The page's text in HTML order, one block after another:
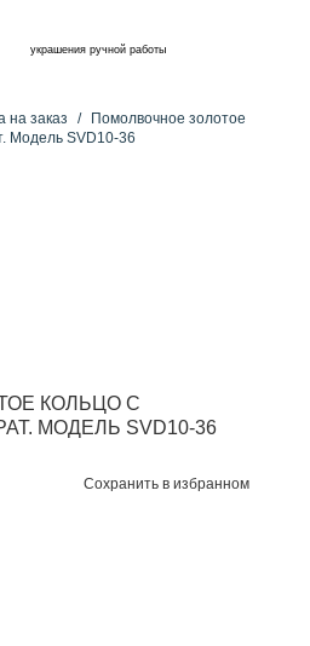
украшения ручной работы
на заказ
Помолвочное золотое
Модель SVD10-36
КОЛЬЦО С
МОДЕЛЬ SVD10-36
Сохранить в избранном